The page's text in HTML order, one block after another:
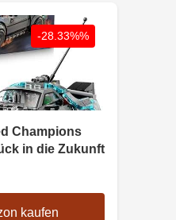
-28.33%%
Champions
in die Zukunft
kaufen